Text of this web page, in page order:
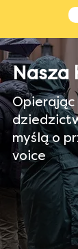
Nasza
Opierając
myślą o
voice